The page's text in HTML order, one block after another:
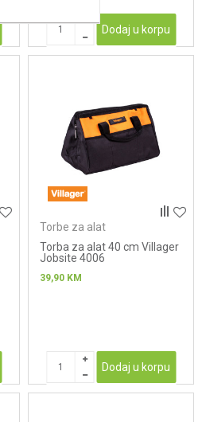
Dodaj u korpu
Torbe za alat
Torba za alat 40 cm Villager
Jobsite 4006
39,90 KM
Dodaj u korpu